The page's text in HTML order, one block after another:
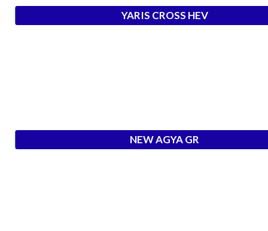
YARIS CROSS HEV
NEW AGYA GR